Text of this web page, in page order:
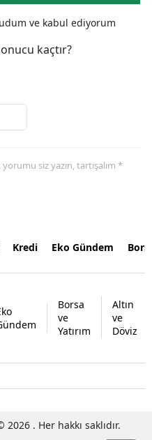
ve kabul ediyorum
kaçtır?
siz yazın, tartışalım *
Kredi Eko Gündem
Borsa
ve
Yatırım
Altın
ve
Döviz
. Her hakkı saklıdır.